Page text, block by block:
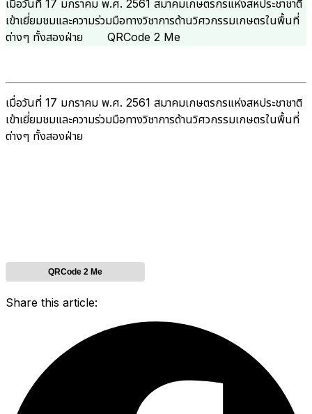
เมื่อวันที่ 17 มกราคม พ.ศ. 2561 สมาคมเกษตรกรแห่งสหประชาชาติ
เข้าเยี่ยมชมและความร่วมมือทางวิชาการด้านวิศวกรรมเกษตรในพื้นที่
ต่างๆ ทั้งสองฝ่าย QRCode 2 Me
เมื่อวันที่ 17 มกราคม พ.ศ. 2561 สมาคมเกษตรกรแห่งสหประชาชาติ
เข้าเยี่ยมชมและความร่วมมือทางวิชาการด้านวิศวกรรมเกษตรในพื้นที่
ต่างๆ ทั้งสองฝ่าย
QRCode 2 Me
Share this article: